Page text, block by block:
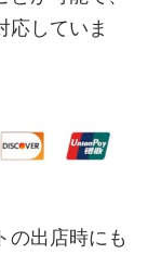
応していま
の出店時にも